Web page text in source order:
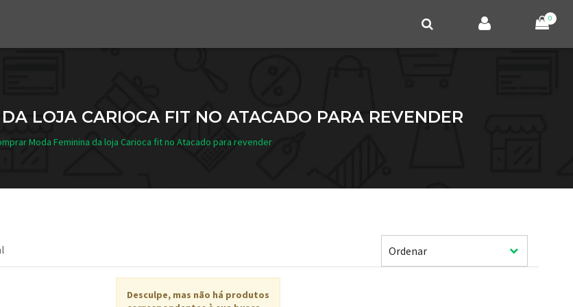
0
LOJA CARIOCA FIT NO ATACADO PARA REVENDER
Moda Feminina da loja Carioca fit no Atacado para revender
Desculpe, mas não há produtos